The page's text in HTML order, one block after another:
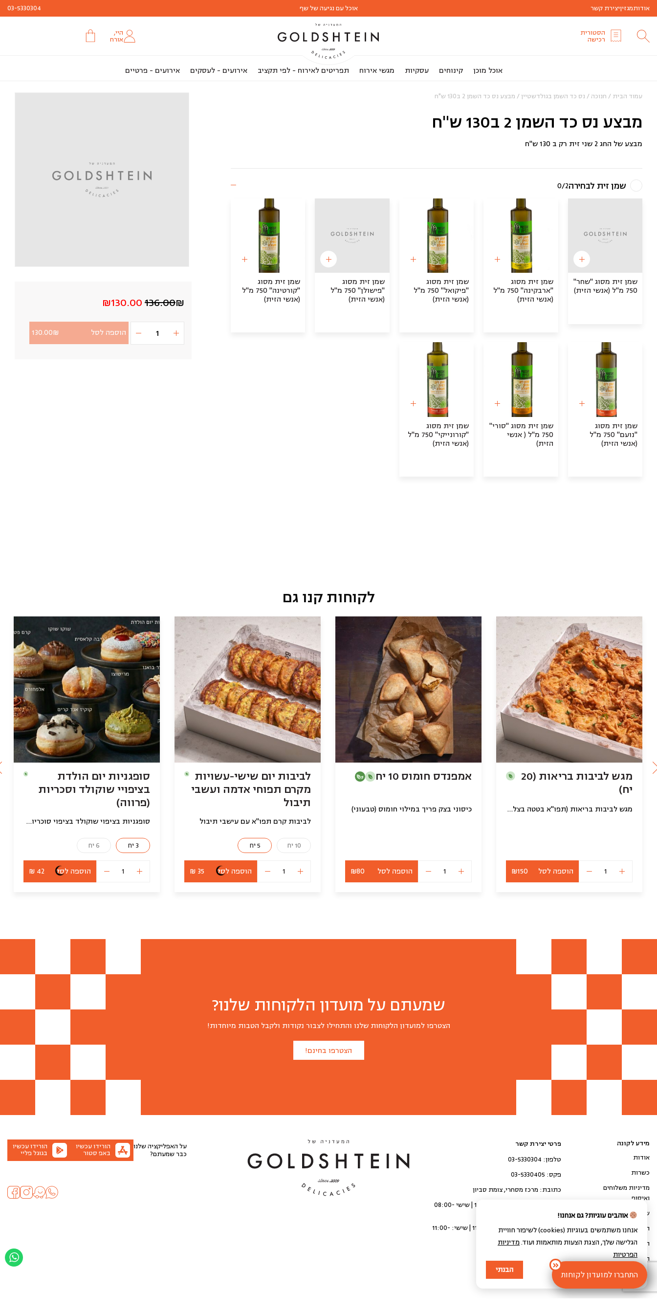
03-5330304 אוכל עם נגיעה של שף אודותמגזיןיצירת קשר
היי,
אורח
הסטורית
רכישה
אוכל מוכן קינוחים עסקיות מגשי אירוח תפריטים לאירוח - לפי תקציב אירועים - לעסקים אירועים - פרטיים
136.00₪
הוספה לסל ₪
130.00
עמוד הבית / חנוכה / נס כד השמן בגולדשטיין / מבצע נס כד השמן 2 ב130 ש"ח
מבצע נס כד השמן 2 ב130 ש"ח
מבצע של החג 2 שני זית רק ב 130 ש"ח
שמן זית לבחירה0/2
שמן זית מסוג "שחר"
750 מ"ל (אנשי הזית)
שמן זית מסוג
"ארבקינה" 750 מ"ל
(אנשי הזית)
שמן זית מסוג
"פיקואל" 750 מ"ל
(אנשי הזית)
שמן זית מסוג
"פישולן" 750 מ"ל
(אנשי הזית)
שמן זית מסוג
"קורטינה" 750 מ"ל
(אנשי הזית)
שמן זית מסוג
"נועם" 750 מ"ל
(אנשי הזית)
שמן זית מסוג "סורי"
750 מ"ל ( אנשי
הזית)
שמן זית מסוג
"קורונייקי" 750 מ"ל
(אנשי הזית)
לקוחות קנו גם
מגש לביבות בריאות (20
יח)
מגש לביבות בריאות (תפו"א בטטה בצלים קמח עדשים ועדשים שחורות)
כמות
של
הוספה לסל ₪150
אמפנדס חומוס 10 יח
כיסוני בצק פריך במילוי חומוס (טבעוני)
כמות
של
הוספה לסל ₪80
לביבות יום שישי-עשויות
מקרם תפוחי אדמה ועשבי
תיבול
לביבות קרם תפו"א עם עישבי תיבול
10 יח 5 יח
כמות
של
הוספה לסל 35 ₪
סופגניות יום הולדת
בציפויי שוקולד וסכריות
(פרווה)
סופגניות בציפוי שוקולד בציפוי סוכריות ללא מילוי (פרווה)
3 יח 6 יח
כמות
של
הוספה לסל 42 ₪
שמעתם על מועדון הלקוחות שלנו?
הצטרפו למועדון הלקוחות שלנו והתחילו לצבור נקודות ולקבל הטבות מיוחדות!
הצטרפו בחינם!
מידע לקונה
אודות
כשרות
מדיניות משלוחים
ואיסוף
שאלות ותשובות
המגזין של גולדשטיין
הצהרת נגישות
תקנון
פרטי יצירת קשר
טלפון: 03-5330304
פקס: 03-5330405
כתובת: מרכז מסחרי, צומת סביון
איסוף עצמי: א'-ה' 10:00-20:00 | שישי 08:00-
14:00
קבלת משלוח: א'-ה' 11:00-16:00 | שישי: 11:00-
על האפליקציה שלנו
כבר שמעתם?
הורידו עכשיו
באפ סטור
הורידו עכשיו
בגוגל פליי
אוהבים עוגיות? גם אנחנו!
אנחנו משתמשים בעוגיות (cookies) לשיפור חוויית
הגלישה שלך, הצגת הצעות מותאמות ועוד.מדיניות
הפרטיות
הבנתי
התחברו למועדון לקוחות